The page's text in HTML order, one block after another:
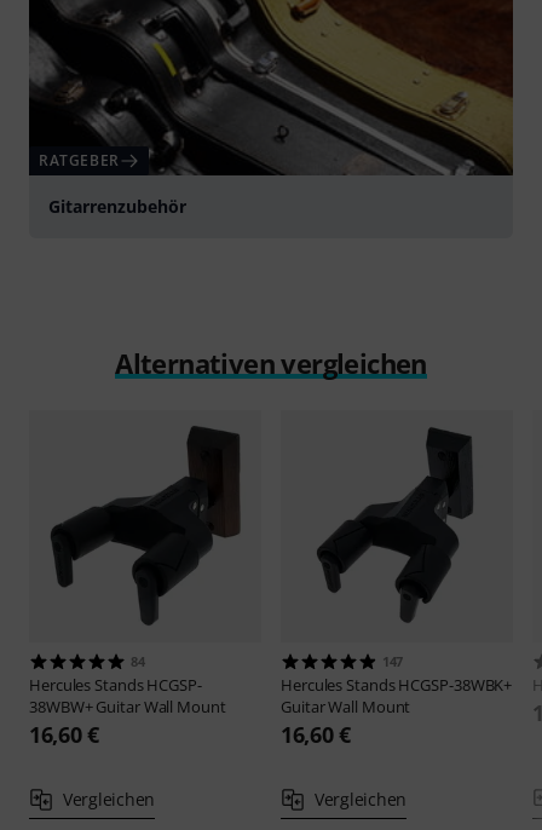
RATGEBER
Gitarrenzubehör
Alternativen vergleichen
84
Hercules StandsHCGSP-
38WBW+ Guitar Wall Mount
16,60 €
Vergleichen
147
Hercules StandsHCGSP-38WBK+
Guitar Wall Mount
16,60 €
Vergleichen